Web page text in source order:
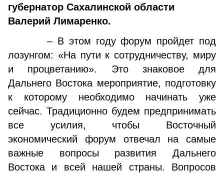
губернатор Сахалинской области
Валерий Лимаренко.
– В этом году форум пройдет под
лозунгом: «На пути к сотрудничеству, миру
и процветанию». Это знаковое для
Дальнего Востока мероприятие, подготовку
к которому необходимо начинать уже
сейчас. Традиционно будем предпринимать
все усилия, чтобы Восточный
экономический форум отвечал на самые
важные вопросы развития Дальнего
Востока и всей нашей страны. Вопросов